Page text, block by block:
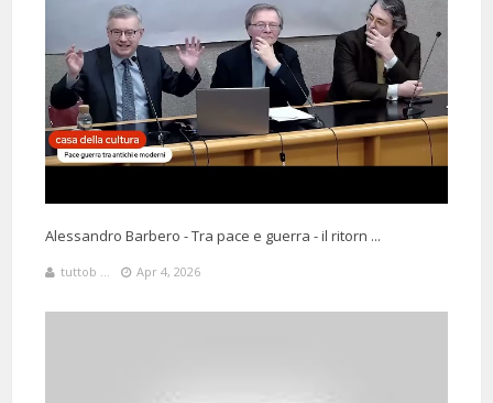
Alessandro Barbero - Tra pace e guerra - il ritorn ...
tuttob ... Apr 4, 2026